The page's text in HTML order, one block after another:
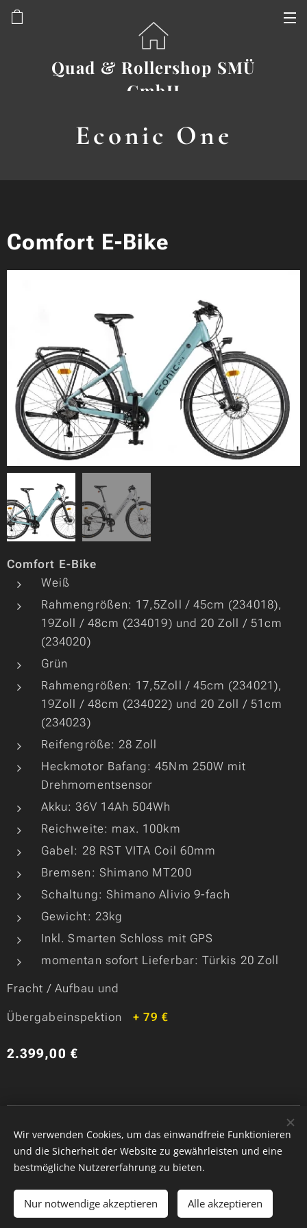
Quad & Rollershop SMÜ
GmbH
Econic One
Comfort E-Bike
Comfort E-Bike
Weiß
Rahmengrößen: 17,5Zoll / 45cm (234018),
19Zoll / 48cm (234019) und 20 Zoll / 51cm
(234020)
Grün
Rahmengrößen: 17,5Zoll / 45cm (234021),
19Zoll / 48cm (234022) und 20 Zoll / 51cm
(234023)
Reifengröße: 28 Zoll
Heckmotor Bafang: 45Nm 250W mit
Drehmomentsensor
Akku: 36V 14Ah 504Wh
Reichweite: max. 100km
Gabel: 28 RST VITA Coil 60mm
Bremsen: Shimano MT200
Schaltung: Shimano Alivio 9-fach
Gewicht: 23kg
Inkl. Smarten Schloss mit GPS
momentan sofort Lieferbar: Türkis 20 Zoll
Fracht / Aufbau und
Übergabeinspektion + 79 €
2.399,00 €
Ausverkauft
Cookies
Wir verwenden Cookies, um das einwandfreie Funktionieren
und die Sicherheit der Website zu gewährleisten und eine
bestmögliche Nutzererfahrung zu bieten.
Nur notwendige akzeptieren Alle akzeptieren